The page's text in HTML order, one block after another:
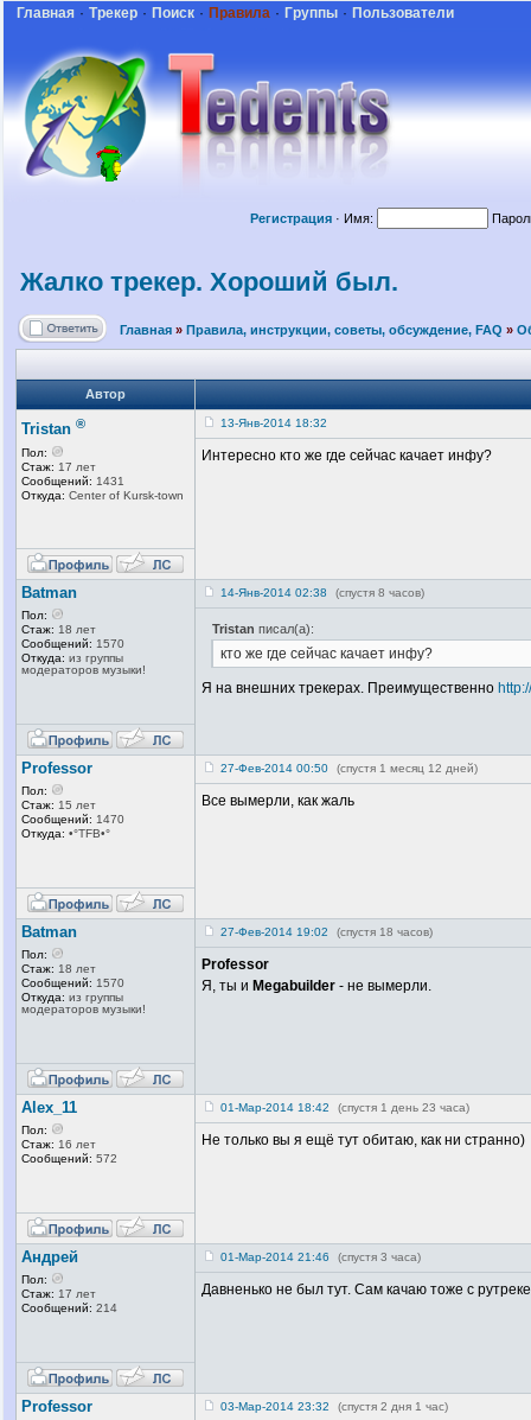
Главная · Трекер · Поиск · Правила · Группы · Пользователи
Регистрация · Имя:
Жалко трекер. Хороший был.
Главная » Правила, инструкции, советы, обсуждение, FAQ »
Автор
Tristan ®
Пол:
Стаж: 17 лет
Сообщений: 1431
Откуда: Center of Kursk-town
13-Янв-2014 18:32
Интересно кто же где сейчас качает инфу?
Batman
Пол:
Стаж: 18 лет
Сообщений: 1570
Откуда: из группы
модераторов музыки!
14-Янв-2014 02:38 (спустя 8 часов)
Tristan писал(а):
кто же где сейчас качает инфу?
Я на внешних трекерах. Преимущественно
Professor
Пол:
Стаж: 15 лет
Сообщений: 1470
Откуда: •°TFB•°
27-Фев-2014 00:50 (спустя 1 месяц 12 дней)
Все вымерли, как жаль
Batman
Пол:
Стаж: 18 лет
Сообщений: 1570
Откуда: из группы
модераторов музыки!
27-Фев-2014 19:02 (спустя 18 часов)
Professor
Я, ты и Megabuilder - не вымерли.
Alex_11
Пол:
Стаж: 16 лет
Сообщений: 572
01-Мар-2014 18:42 (спустя 1 день 23 часа)
Не только вы я ещё тут обитаю, как ни странно)
Андрей
Пол:
Стаж: 17 лет
Сообщений: 214
01-Мар-2014 21:46 (спустя 3 часа)
Давненько не был тут. Сам качаю тоже с
Professor 03-Мар-2014 23:32 (спустя 2 дня 1 час)